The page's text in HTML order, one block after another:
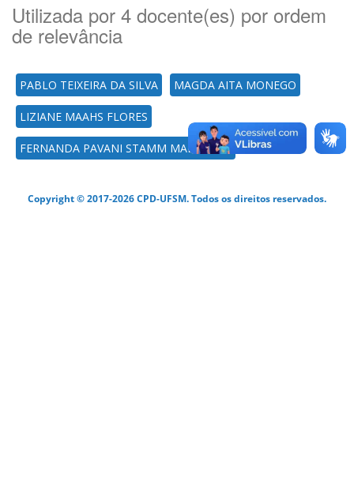
Utilizada por 4 docente(es) por ordem
de relevância
PABLO TEIXEIRA DA SILVA MAGDA AITA MONEGO
LIZIANE MAAHS FLORES
FERNANDA PAVANI STAMM MALDANER
Copyright © 2017-2026 CPD-UFSM. Todos os direitos reservados.